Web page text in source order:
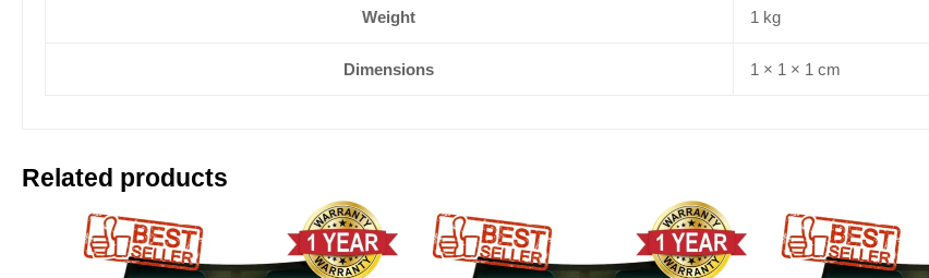
Weight 1 kg
Dimensions 1 × 1 × 1 cm
Related products